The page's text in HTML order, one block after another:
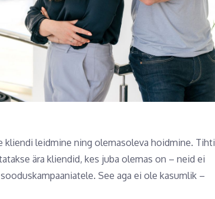
leidmine ning olemasoleva hoidmine. Tihti
ära kliendid, kes juba olemas on – neid ei
See aga ei ole kasumlik –